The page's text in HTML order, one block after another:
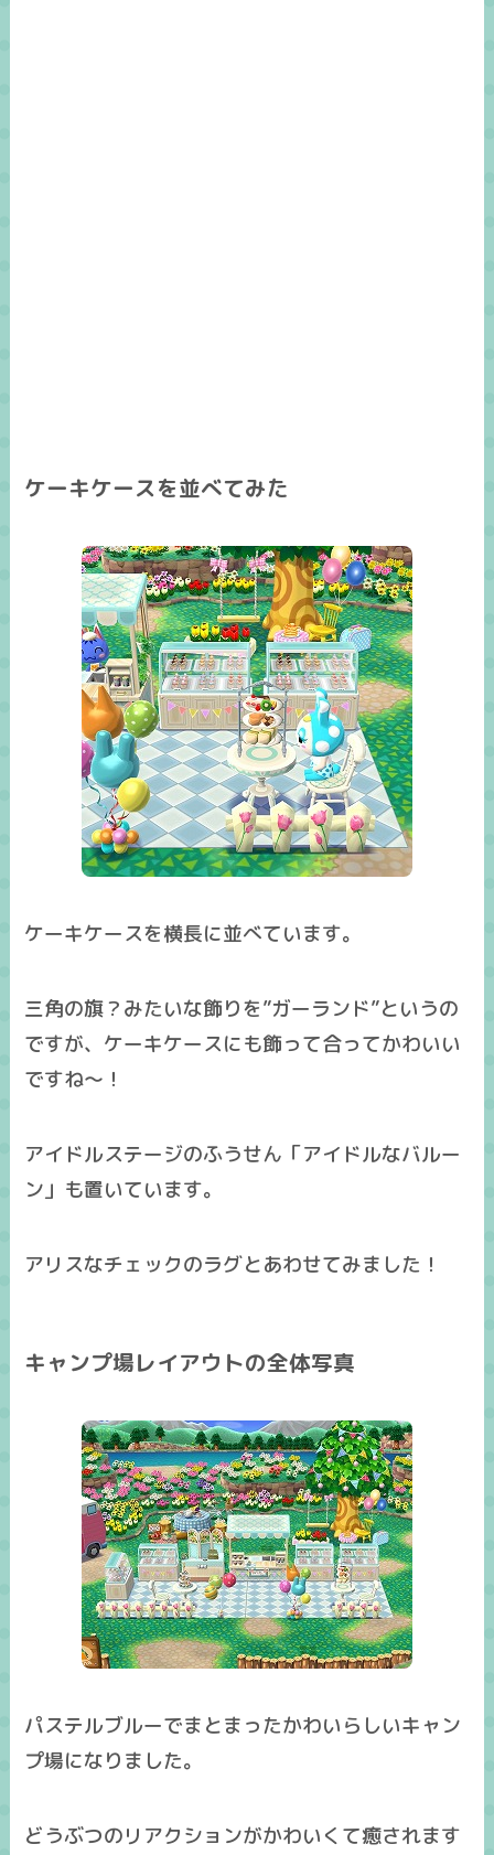
ケーキケースを並べてみた
ケーキケースを横長に並べています。
三角の旗？みたいな飾りを”ガーランド”というの
ですが、ケーキケースにも飾って合ってかわいい
ですね～！
アイドルステージのふうせん「アイドルなバルー
ン」も置いています。
アリスなチェックのラグとあわせてみました！
キャンプ場レイアウトの全体写真
パステルブルーでまとまったかわいらしいキャン
プ場になりました。
どうぶつのリアクションがかわいくて癒されます